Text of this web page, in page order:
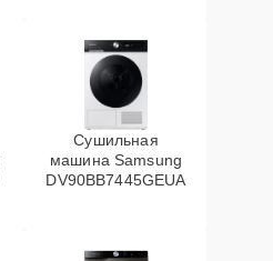
Сушильная
машина Samsung
DV90BB7445GEUA